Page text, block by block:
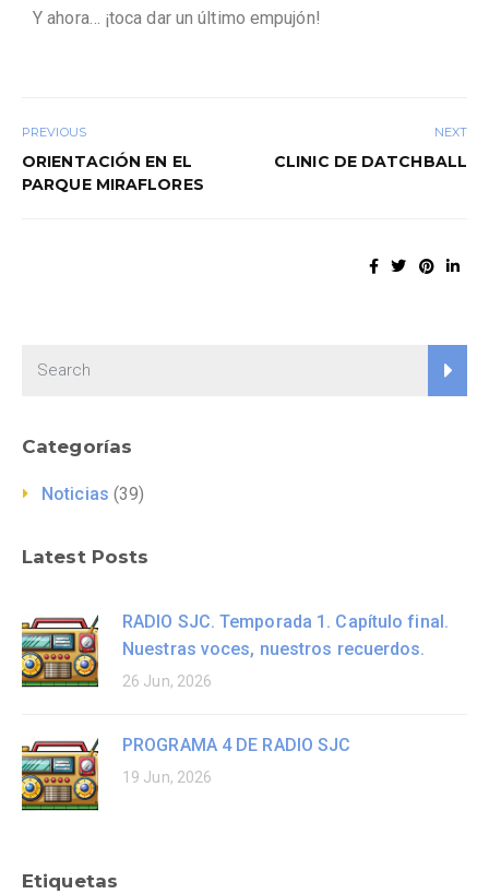
Y ahora… ¡toca dar un último empujón!
PREVIOUS
ORIENTACIÓN EN EL
PARQUE MIRAFLORES
NEXT
CLINIC DE DATCHBALL
Categorías
Noticias (39)
Latest Posts
RADIO SJC. Temporada 1. Capítulo final.
Nuestras voces, nuestros recuerdos.
26 Jun, 2026
PROGRAMA 4 DE RADIO SJC
19 Jun, 2026
Etiquetas